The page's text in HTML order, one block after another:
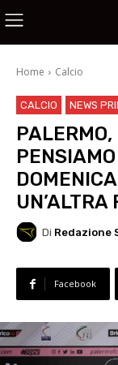
Home Calcio
CALCIO NEWS
UN’ALTRA
Di Redazione
Facebook